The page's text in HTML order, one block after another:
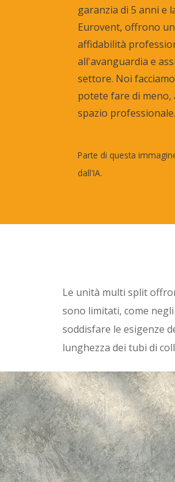
garanzia di 5 anni e
Eurovent, offrono
affidabilità
all'avanguardia e
settore. Noi
potete fare di meno,
spazio professionale.
Parte di questa
dall'IA.
Le unità multi split
sono limitati, come
soddisfare le esigenze
lunghezza dei tubi di